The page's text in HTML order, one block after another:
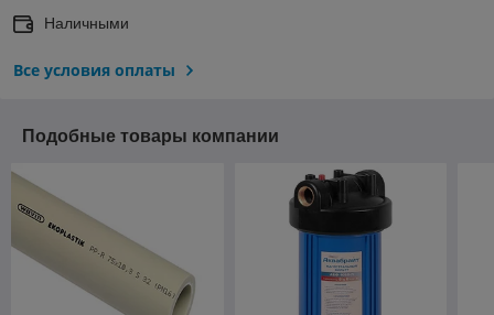
Наличными
Все условия оплаты
Подобные товары компании